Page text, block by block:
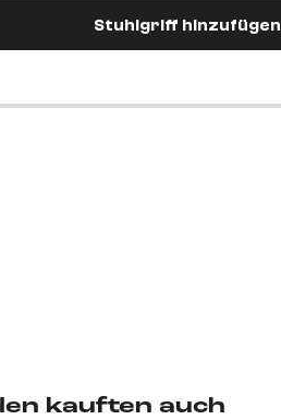
Stuhlgriff hinzufügen
kauften auch